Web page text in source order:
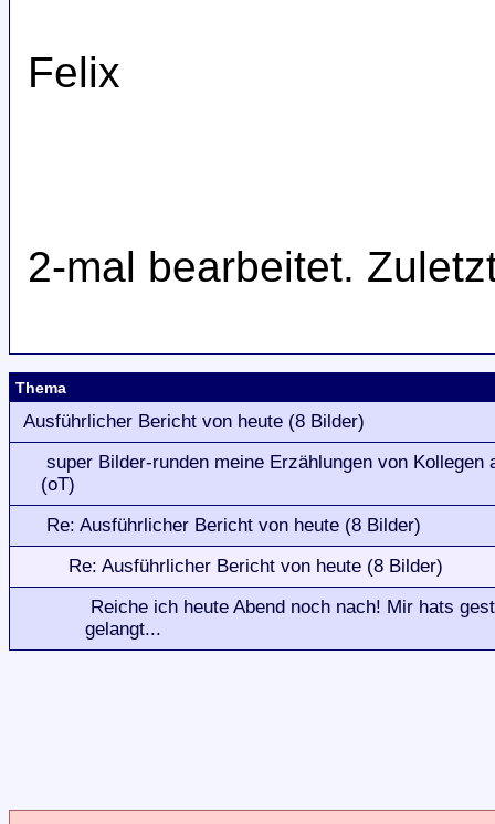
Felix
2-mal bearbeitet.
Thema
Ausführlicher Bericht von heute (8 Bilder)
super Bilder-runden meine Erzählungen von Kollegen
(oT)
Re: Ausführlicher Bericht von heute (8 Bilder)
Re: Ausführlicher Bericht von heute (8 Bilder)
Reiche ich heute Abend noch nach! Mir hats
gelangt...